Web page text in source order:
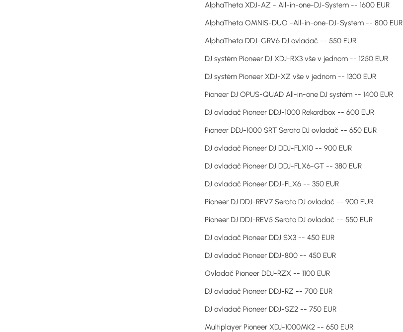
AlphaTheta XDJ-AZ - All-in-one-DJ-System -- 1600 EUR
AlphaTheta OMNIS-DUO -All-in-one-DJ-System -- 800 EUR
AlphaTheta DDJ-GRV6 DJ ovladač -- 550 EUR
DJ systém Pioneer DJ XDJ-RX3 vše v jednom -- 1250 EUR
DJ systém Pioneer XDJ-XZ vše v jednom -- 1300 EUR
Pioneer DJ OPUS-QUAD All-in-one DJ systém -- 1400 EUR
DJ ovladač Pioneer DDJ-1000 Rekordbox -- 600 EUR
Pioneer DDJ-1000 SRT Serato DJ ovladač -- 650 EUR
DJ ovladač Pioneer DJ DDJ-FLX10 -- 900 EUR
DJ ovladač Pioneer DJ DDJ-FLX6-GT -- 380 EUR
DJ ovladač Pioneer DDJ-FLX6 -- 350 EUR
Pioneer DJ DDJ-REV7 Serato DJ ovladač -- 900 EUR
Pioneer DJ DDJ-REV5 Serato DJ ovladač -- 550 EUR
DJ ovladač Pioneer DDJ SX3 -- 450 EUR
DJ ovladač Pioneer DDJ-800 -- 450 EUR
Ovladač Pioneer DDJ-RZX -- 1100 EUR
DJ ovladač Pioneer DDJ-RZ -- 700 EUR
DJ ovladač Pioneer DDJ-SZ2 -- 750 EUR
Multiplayer Pioneer XDJ-1000MK2 -- 650 EUR